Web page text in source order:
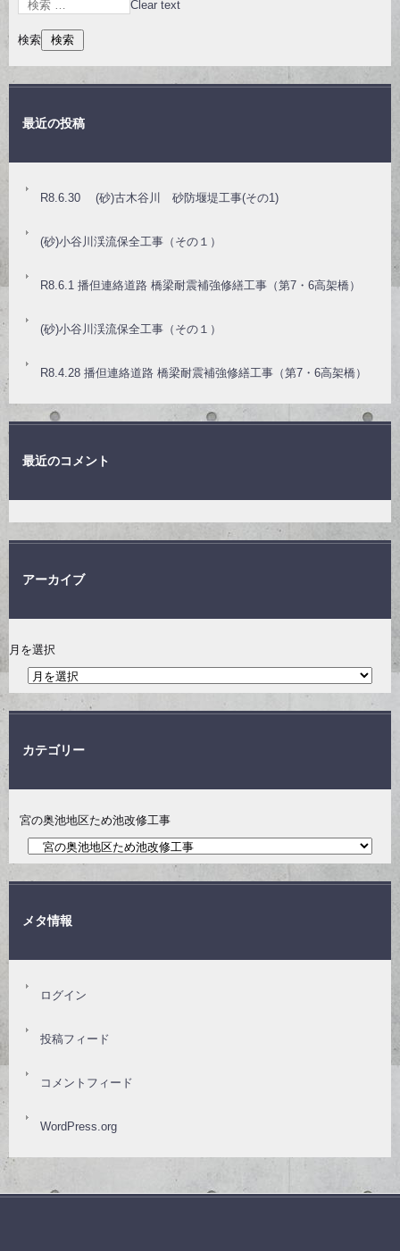
Clear text
検索
最近の投稿
R8.6.30 (砂)古木谷川 砂防堰堤工事(その1)
(砂)小谷川渓流保全工事（その１）
R8.6.1 播但連絡道路 橋梁耐震補強修繕工事（第7・6高架橋）
(砂)小谷川渓流保全工事（その１）
R8.4.28 播但連絡道路 橋梁耐震補強修繕工事（第7・6高架橋）
最近のコメント
アーカイブ
月を選択
カテゴリー
宮の奥池地区ため池改修工事
メタ情報
ログイン
投稿フィード
コメントフィード
WordPress.org